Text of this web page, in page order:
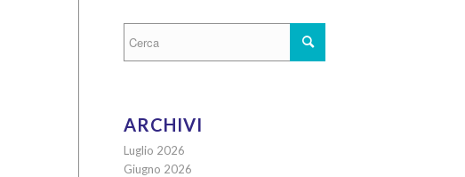
ARCHIVI
Luglio 2026
Giugno 2026